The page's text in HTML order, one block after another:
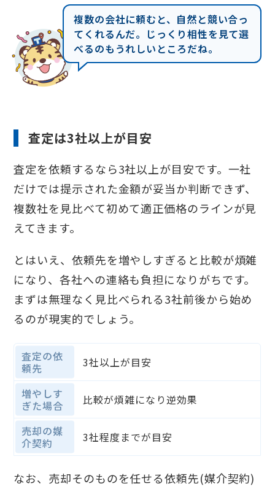
複数の会社に頼むと、自然と競い合っ
てくれるんだ。じっくり相性を見て選
べるのもうれしいところだね。
査定は3社以上が目安
査定を依頼するなら3社以上が目安です。一社
だけでは提示された金額が妥当か判断できず、
複数社を見比べて初めて適正価格のラインが見
えてきます。
とはいえ、依頼先を増やしすぎると比較が煩雑
になり、各社への連絡も負担になりがちです。
まずは無理なく見比べられる3社前後から始め
るのが現実的でしょう。
査定の依
頼先
3社以上が目安
増やしす
ぎた場合
比較が煩雑になり逆効果
売却の媒
介契約
3社程度までが目安
なお、売却そのものを任せる依頼先(媒介契約)